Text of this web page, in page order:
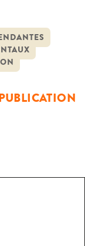
toutes les
juridique, le
que par les